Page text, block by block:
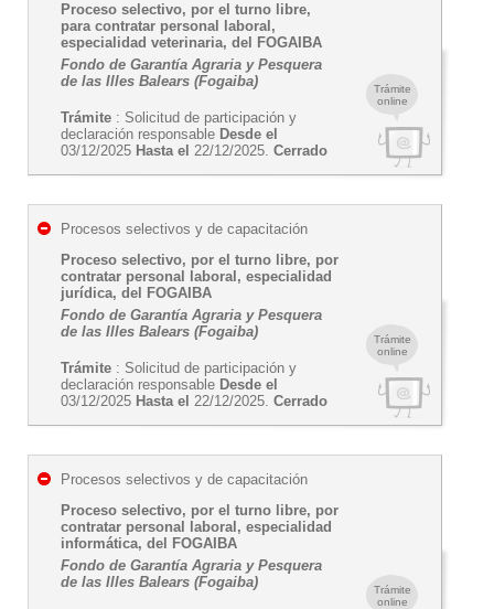
Trámite
online
Proceso selectivo, por el turno libre,
para contratar personal laboral,
especialidad veterinaria, del FOGAIBA
Fondo de Garantía Agraria y Pesquera
de las Illes Balears (Fogaiba)
Trámite : Solicitud de participación y
declaración responsable Desde el
03/12/2025 Hasta el 22/12/2025. Cerrado
Trámite
online
Procesos selectivos y de capacitación
Proceso selectivo, por el turno libre, por
contratar personal laboral, especialidad
jurídica, del FOGAIBA
Fondo de Garantía Agraria y Pesquera
de las Illes Balears (Fogaiba)
Trámite : Solicitud de participación y
declaración responsable Desde el
03/12/2025 Hasta el 22/12/2025. Cerrado
Trámite
online
Procesos selectivos y de capacitación
Proceso selectivo, por el turno libre, por
contratar personal laboral, especialidad
informática, del FOGAIBA
Fondo de Garantía Agraria y Pesquera
de las Illes Balears (Fogaiba)